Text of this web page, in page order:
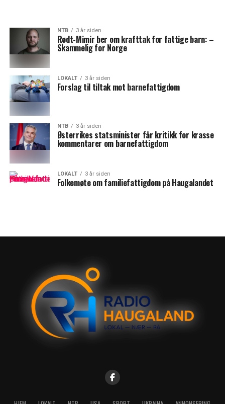
NTB 3 år siden
Rødt-Mimir ber om krafttak for fattige barn: –
Skammelig for Norge
LOKALT 3 år siden
Forslag til tiltak mot barnefattigdom
NTB 3 år siden
Østerrikes statsminister får kritikk for krasse
kommentarer om barnefattigdom
LOKALT 3 år siden
Folkemøte om familiefattigdom på Haugalandet